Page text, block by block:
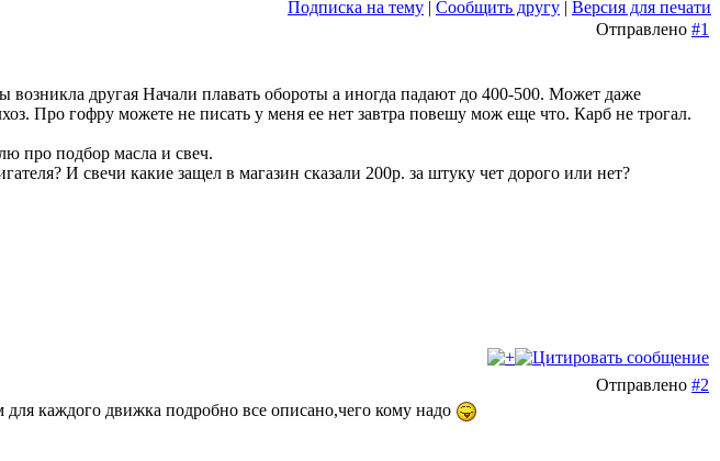
Подписка на тему | Сообщить другу | Версия для печати
Отправлено #1
возникла другая Начали плавать обороты а иногда падают до 400-500. Может даже
Про гофру можете не писать у меня ее нет завтра повешу мож еще что. Карб не трогал.
про подбор масла и свеч.
И свечи какие защел в магазин сказали 200р. за штуку чет дорого или нет?
Отправлено #2
каждого движка подробно все описано,чего кому надо